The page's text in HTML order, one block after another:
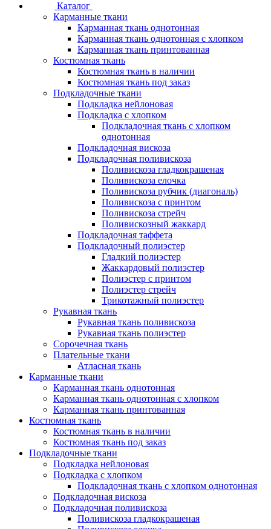
Каталог
Карманные ткани
Карманная ткань однотонная
Карманная ткань однотонная с хлопком
Карманная ткань принтованная
Костюмная ткань
Костюмная ткань в наличии
Костюмная ткань под заказ
Подкладочные ткани
Подкладка нейлоновая
Подкладка с хлопком
Подкладочная ткань с хлопком
однотонная
Подкладочная вискоза
Подкладочная поливискоза
Поливискоза гладкокрашеная
Поливискоза елочка
Поливискоза рубчик (диагональ)
Поливискоза с принтом
Поливискоза стрейч
Поливискозный жаккард
Подкладочная таффета
Подкладочный полиэстер
Гладкий полиэстер
Жаккардовый полиэстер
Полиэстер с принтом
Полиэстер стрейч
Трикотажный полиэстер
Рукавная ткань
Рукавная ткань поливискоза
Рукавная ткань полиэстер
Сорочечная ткань
Плательные ткани
Атласная ткань
Карманные ткани
Карманная ткань однотонная
Карманная ткань однотонная с хлопком
Карманная ткань принтованная
Костюмная ткань
Костюмная ткань в наличии
Костюмная ткань под заказ
Подкладочные ткани
Подкладка нейлоновая
Подкладка с хлопком
Подкладочная ткань с хлопком однотонная
Подкладочная вискоза
Подкладочная поливискоза
Поливискоза гладкокрашеная